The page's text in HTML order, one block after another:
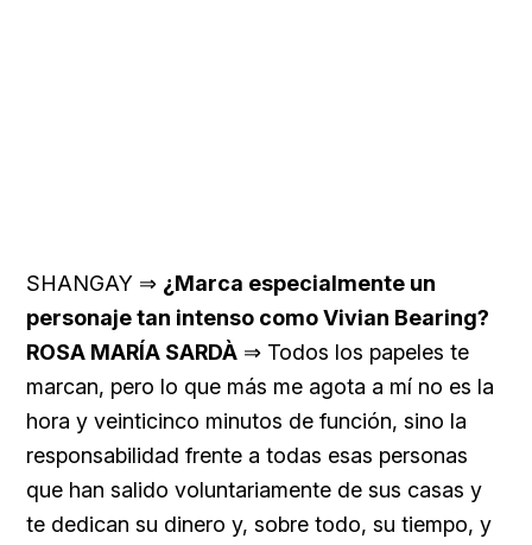
SHANGAY ⇒ ¿Marca especialmente un
personaje tan intenso como Vivian Bearing?
ROSA MARÍA SARDÀ ⇒ Todos los papeles te
marcan, pero lo que más me agota a mí no es la
hora y veinticinco minutos de función, sino la
responsabilidad frente a todas esas personas
que han salido voluntariamente de sus casas y
te dedican su dinero y, sobre todo, su tiempo, y